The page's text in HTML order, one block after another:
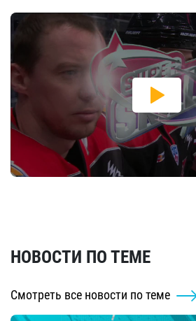
НОВОСТИ ПО ТЕМЕ
Смотреть все новости по теме